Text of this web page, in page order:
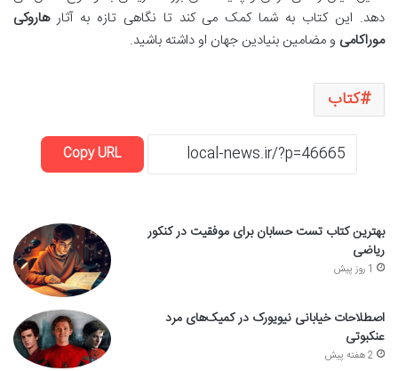
دهد. این کتاب به شما کمک می کند تا نگاهی تازه به آثارهاروکی
موراکامی و مضامین بنیادین جهان او داشته باشید.
کتاب
Copy URL
بهترین کتاب تست حسابان برای موفقیت در کنکور
ریاضی
1 روز پیش
اصطلاحات خیابانی نیویورک در کمیک‌های مرد
عنکبوتی
2 هفته پیش